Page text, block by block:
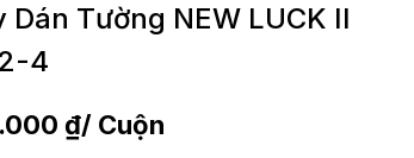
Dán Tường NEW LUCK II
4
₫/ Cuộn